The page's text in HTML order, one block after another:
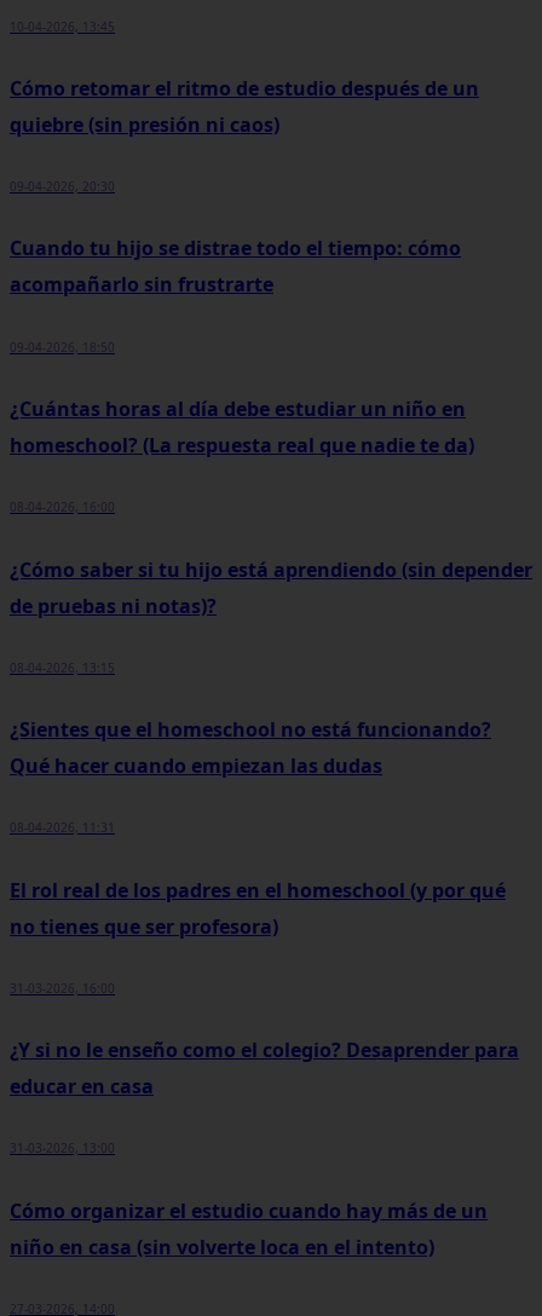
10-04-2026, 13:45
Cómo retomar el ritmo de estudio después de un
quiebre (sin presión ni caos)
09-04-2026, 20:30
Cuando tu hijo se distrae todo el tiempo: cómo
acompañarlo sin frustrarte
09-04-2026, 18:50
¿Cuántas horas al día debe estudiar un niño en
homeschool? (La respuesta real que nadie te da)
08-04-2026, 16:00
¿Cómo saber si tu hijo está aprendiendo (sin depender
de pruebas ni notas)?
08-04-2026, 13:15
¿Sientes que el homeschool no está funcionando?
Qué hacer cuando empiezan las dudas
08-04-2026, 11:31
El rol real de los padres en el homeschool (y por qué
no tienes que ser profesora)
31-03-2026, 16:00
¿Y si no le enseño como el colegio? Desaprender para
educar en casa
31-03-2026, 13:00
Cómo organizar el estudio cuando hay más de un
niño en casa (sin volverte loca en el intento)
27-03-2026, 14:00